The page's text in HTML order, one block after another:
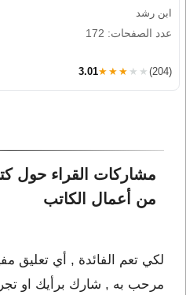
ابن رشد
عدد الصفحات: 172
3.01★★★★★ (204)
مشاركات القراء حول
من أعمال الكاتب
لكي تعم الفائدة , أي تعليق
مرحب به , شارك برأيك او